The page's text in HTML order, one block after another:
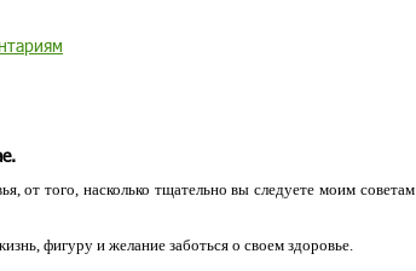
от того, насколько тщательно вы следуете моим советам
фигуру и желание заботься о своем здоровье.